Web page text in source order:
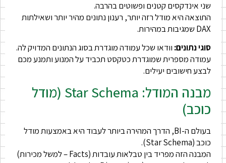
שני אינדקסים קטנים ופשוטים בהרבה.
התוצאה היא מודל רזה יותר, רענון נתונים מהיר יותר ושאילתות
DAX שמגיבות במהירות.
סוגי נתונים: וודאו שכל עמודה מוגדרת בסוג הנתונים המדויק לה.
עמודה מספרית שמוגדרת כטקסט תכביד על המנוע ותמנע מכם
לבצע חישובים יעילים.
מבנה המודל: Star Schema (מודל
כוכב)
בעולם ה-BI, הדרך המהירה ביותר לעבוד היא באמצעות מודל
כוכב (Star Schema).
המבנה הזה מפריד בין טבלאות עובדות (Facts – למשל מכירות)